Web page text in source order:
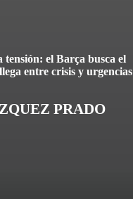
tensión: el Barça busca el
entre crisis y urgencias
PRADO